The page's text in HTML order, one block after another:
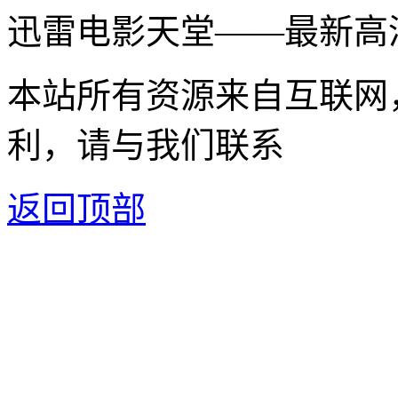
迅雷电影天堂——最新高
本站所有资源来自互联
利，请与我们联系
返回顶部